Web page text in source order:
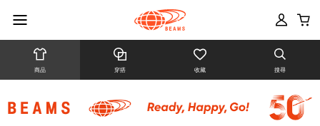
商品 穿搭 收藏 搜尋